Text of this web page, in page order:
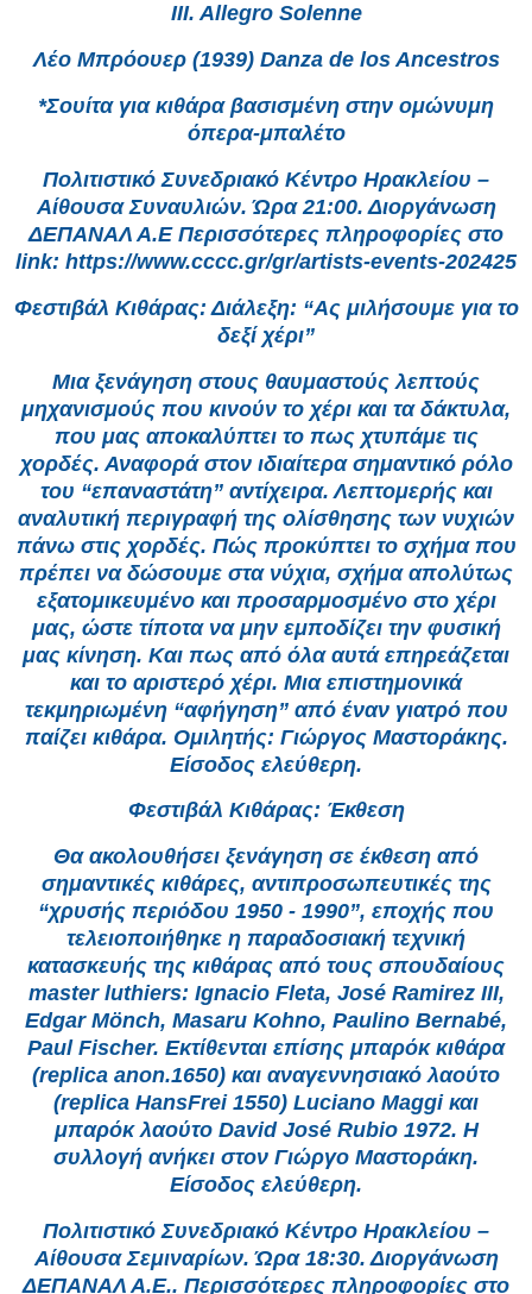
ΙII. Allegro Solenne
Λέο Μπρόουερ (1939) Danza de los Ancestros
*Σουίτα για κιθάρα βασισμένη στην ομώνυμη
όπερα-μπαλέτο
Πολιτιστικό Συνεδριακό Κέντρο Ηρακλείου –
Αίθουσα Συναυλιών. Ώρα 21:00. Διοργάνωση
ΔΕΠΑΝΑΛ Α.Ε Περισσότερες πληροφορίες στο
link: https://www.cccc.gr/gr/artists-events-202425
Φεστιβάλ Κιθάρας: Διάλεξη: “Ας μιλήσουμε για το
δεξί χέρι”
Μια ξενάγηση στους θαυμαστούς λεπτούς
μηχανισμούς που κινούν το χέρι και τα δάκτυλα,
που μας αποκαλύπτει το πως χτυπάμε τις
χορδές. Αναφορά στον ιδιαίτερα σημαντικό ρόλο
του “επαναστάτη” αντίχειρα. Λεπτομερής και
αναλυτική περιγραφή της ολίσθησης των νυχιών
πάνω στις χορδές. Πώς προκύπτει το σχήμα που
πρέπει να δώσουμε στα νύχια, σχήμα απολύτως
εξατομικευμένο και προσαρμοσμένο στο χέρι
μας, ώστε τίποτα να μην εμποδίζει την φυσική
μας κίνηση. Και πως από όλα αυτά επηρεάζεται
και το αριστερό χέρι. Μια επιστημονικά
τεκμηριωμένη “αφήγηση” από έναν γιατρό που
παίζει κιθάρα. Ομιλητής: Γιώργος Μαστοράκης.
Είσοδος ελεύθερη.
Φεστιβάλ Κιθάρας: Έκθεση
Θα ακολουθήσει ξενάγηση σε έκθεση από
σημαντικές κιθάρες, αντιπροσωπευτικές της
“χρυσής περιόδου 1950 - 1990”, εποχής που
τελειοποιήθηκε η παραδοσιακή τεχνική
κατασκευής της κιθάρας από τους σπουδαίους
master luthiers: Ignacio Fleta, José Ramirez III,
Edgar Mönch, Masaru Kohno, Paulino Bernabé,
Paul Fischer. Εκτίθενται επίσης μπαρόκ κιθάρα
(replica anon.1650) και αναγεννησιακό λαούτο
(replica HansFrei 1550) Luciano Maggi και
μπαρόκ λαούτο David José Rubio 1972. Η
συλλογή ανήκει στον Γιώργο Μαστοράκη.
Είσοδος ελεύθερη.
Πολιτιστικό Συνεδριακό Κέντρο Ηρακλείου –
Αίθουσα Σεμιναρίων. Ώρα 18:30. Διοργάνωση
ΔΕΠΑΝΑΛ Α.Ε.. Περισσότερες πληροφορίες στο